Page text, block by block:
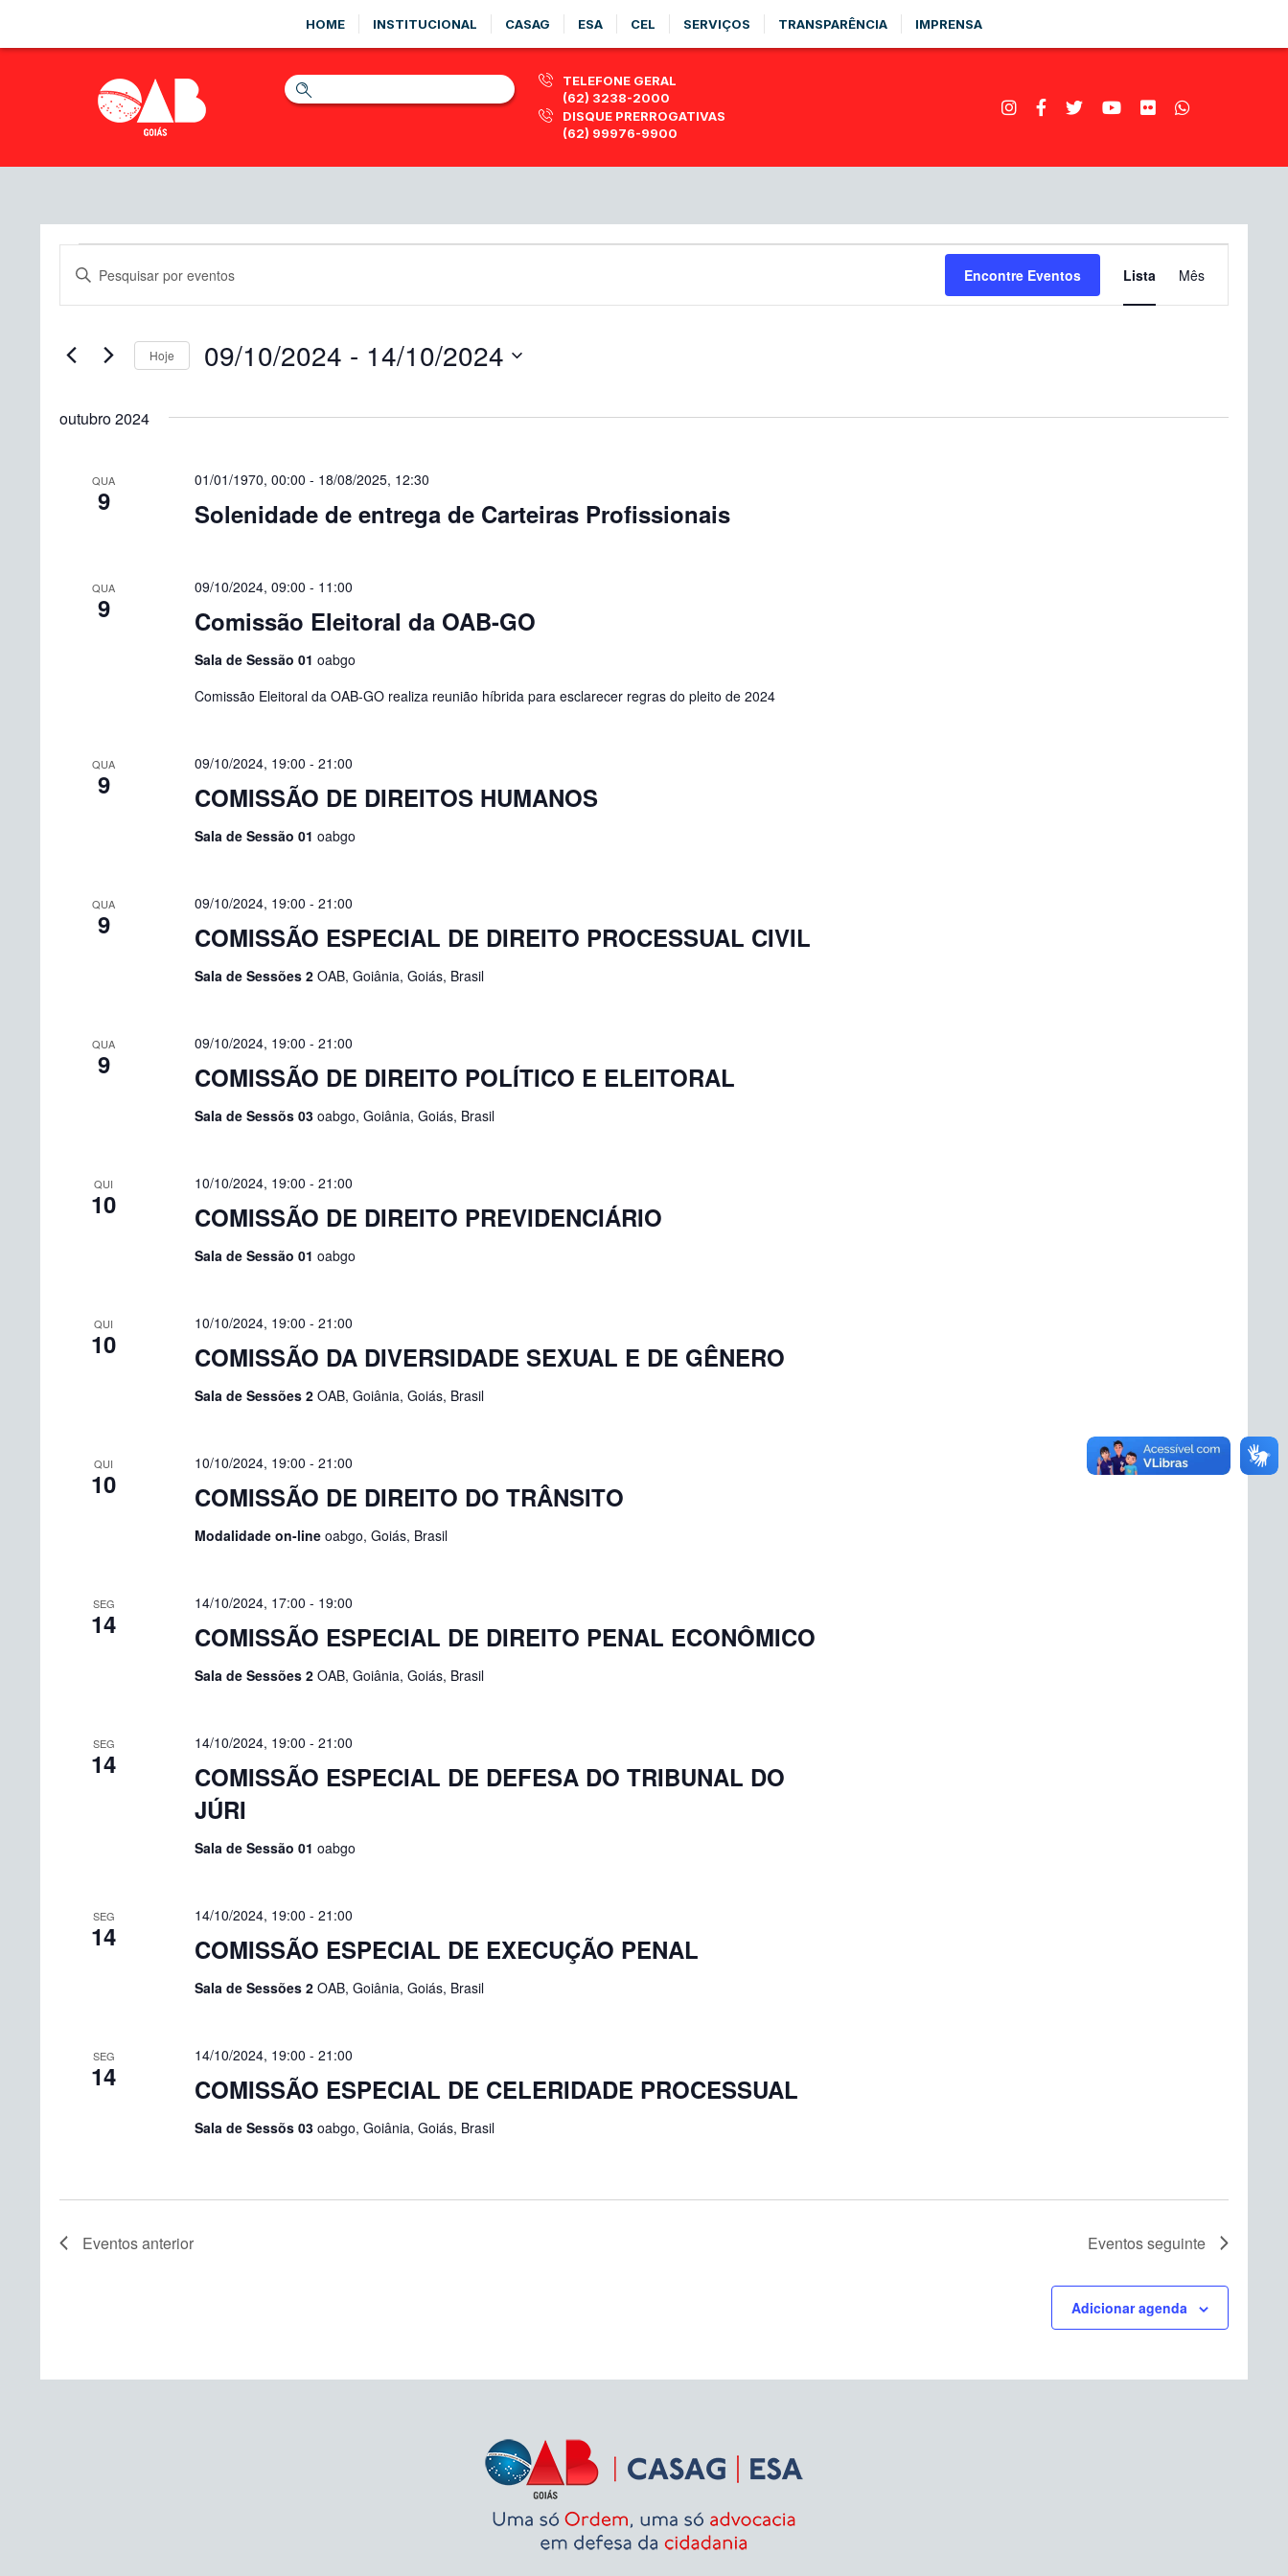
HOME INSTITUCIONAL CASAG ESA CEL SERVIÇOS TRANSPARÊNCIA IMPRENSA
TELEFONE GERAL
(62) 3238-2000
DISQUE PRERROGATIVAS
(62) 99976-9900
Eventos
Pesquisa
de
de
Digite
palavra-
Pesquisa
palavra-
Encontre Eventos
do
visual
Lista Mês
Hoje 09/10/2024 - 14/10/2024
outubro 2024
QUA
9 Solenidade de entrega de Carteiras Profissionais
01/01/1970, 00:00 - 18/08/2025, 12:30
QUA
9 Comissão Eleitoral da OAB-GO
09/10/2024, 09:00 - 11:00
Sala de Sessão 01 oabgo
Comissão Eleitoral da OAB-GO realiza reunião híbrida para esclarecer regras do pleito de 2024
QUA
9 COMISSÃO DE DIREITOS HUMANOS
09/10/2024, 19:00 - 21:00
Sala de Sessão 01 oabgo
QUA
9 COMISSÃO ESPECIAL DE DIREITO PROCESSUAL CIVIL
09/10/2024, 19:00 - 21:00
Sala de Sessões 2 OAB, Goiânia, Goiás, Brasil
QUA
9 COMISSÃO DE DIREITO POLÍTICO E ELEITORAL
09/10/2024, 19:00 - 21:00
Sala de Sessõs 03 oabgo, Goiânia, Goiás, Brasil
QUI
10 COMISSÃO DE DIREITO PREVIDENCIÁRIO
10/10/2024, 19:00 - 21:00
Sala de Sessão 01 oabgo
QUI
10 COMISSÃO DA DIVERSIDADE SEXUAL E DE GÊNERO
10/10/2024, 19:00 - 21:00
Sala de Sessões 2 OAB, Goiânia, Goiás, Brasil
QUI
10 COMISSÃO DE DIREITO DO TRÂNSITO
10/10/2024, 19:00 - 21:00
Modalidade on-line oabgo, Goiás, Brasil
SEG
14 COMISSÃO ESPECIAL DE DIREITO PENAL ECONÔMICO
14/10/2024, 17:00 - 19:00
Sala de Sessões 2 OAB, Goiânia, Goiás, Brasil
SEG
14
COMISSÃO ESPECIAL DE DEFESA DO TRIBUNAL DO
JÚRI
14/10/2024, 19:00 - 21:00
Sala de Sessão 01 oabgo
SEG
14 COMISSÃO ESPECIAL DE EXECUÇÃO PENAL
14/10/2024, 19:00 - 21:00
Sala de Sessões 2 OAB, Goiânia, Goiás, Brasil
SEG
14 COMISSÃO ESPECIAL DE CELERIDADE PROCESSUAL
14/10/2024, 19:00 - 21:00
Sala de Sessõs 03 oabgo, Goiânia, Goiás, Brasil
Eventosanterior Eventosseguinte
Adicionar agenda